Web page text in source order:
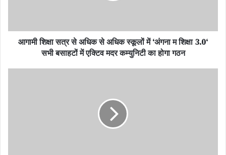
आगामी शिक्षा सत्र से अधिक से अधिक स्कूलों में ‘अंगना म शिक्षा 3.0‘
सभी बसाहटों में एक्टिव मदर कम्युनिटी का होगा गठन